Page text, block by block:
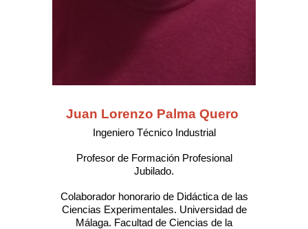
Juan Lorenzo Palma Quero
Ingeniero Técnico Industrial
Profesor de Formación Profesional
Jubilado.
Colaborador honorario de Didáctica de las
Ciencias Experimentales. Universidad de
Málaga. Facultad de Ciencias de la